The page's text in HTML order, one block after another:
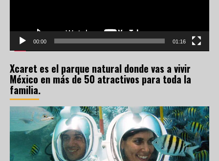
00:00 01:16
Xcaret es el parque natural donde vas a vivir
México en más de 50 atractivos para toda la
familia.